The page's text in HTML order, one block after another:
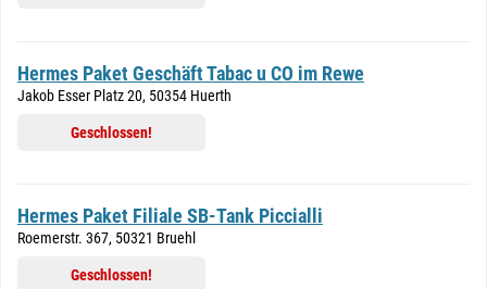
Hermes Paket Geschäft Tabac u CO im Rewe
Jakob Esser Platz 20, 50354 Huerth
Geschlossen!
Hermes Paket Filiale SB-Tank Piccialli
Roemerstr. 367, 50321 Bruehl
Geschlossen!